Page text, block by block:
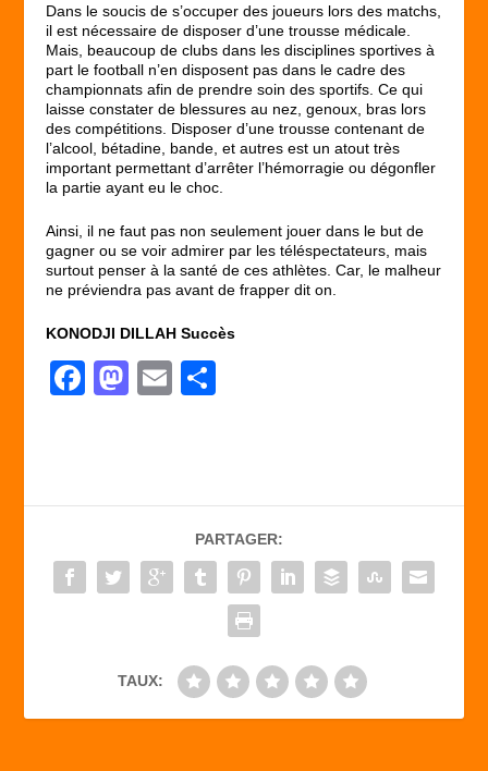
Dans le soucis de s’occuper des joueurs lors des matchs,
il est nécessaire de disposer d’une trousse médicale.
Mais, beaucoup de clubs dans les disciplines sportives à
part le football n’en disposent pas dans le cadre des
championnats afin de prendre soin des sportifs. Ce qui
laisse constater de blessures au nez, genoux, bras lors
des compétitions. Disposer d’une trousse contenant de
l’alcool, bétadine, bande, et autres est un atout très
important permettant d’arrêter l’hémorragie ou dégonfler
la partie ayant eu le choc.
Ainsi, il ne faut pas non seulement jouer dans le but de
gagner ou se voir admirer par les téléspectateurs, mais
surtout penser à la santé de ces athlètes. Car, le malheur
ne préviendra pas avant de frapper dit on.
KONODJI DILLAH Succès
F
b
o
o
M
d
o
n
E
er
PARTAGER:
TAUX: